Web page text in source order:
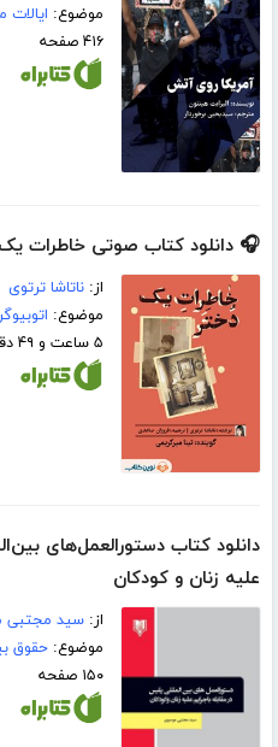
موضوع: ایالات
۴۱۶ صفحه
🎧 دانلود کتاب صوتی خاطرات
از:ناتاشا ترتوی
موضوع:
۵ ساعت و ۴۹ دقیقه
دانلود کتاب دستورالعمل‌های
علیه زنان و کودکان
از:سید مجتبی
موضوع:حقوق
۱۵۰ صفحه